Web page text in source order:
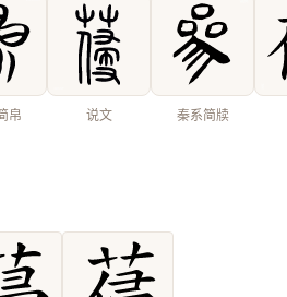
帛 说文 秦系简牍